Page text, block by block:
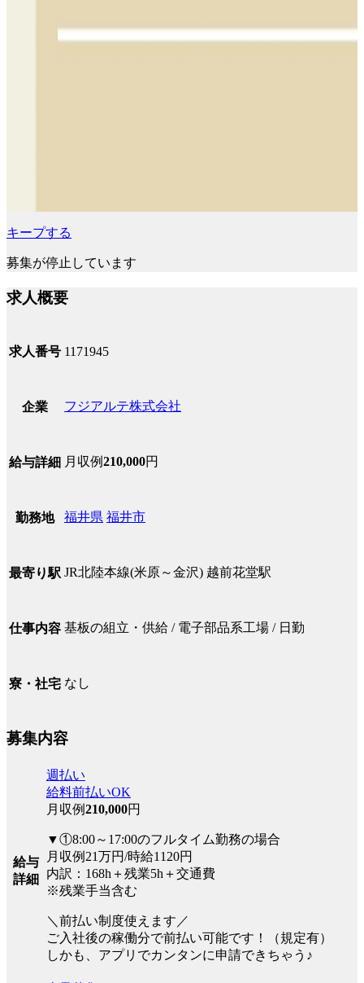
キープする
募集が停止しています
求人概要
求人番号 1171945
企業 フジアルテ株式会社
給与詳細 月収例210,000円
勤務地 福井県 福井市
最寄り駅 JR北陸本線(米原～金沢) 越前花堂駅
仕事内容 基板の組立・供給 / 電子部品系工場 / 日勤
寮・社宅 なし
募集内容
給与
詳細
週払い
給料前払いOK
月収例210,000円
▼①8:00～17:00のフルタイム勤務の場合
月収例21万円/時給1120円
内訳：168h＋残業5h＋交通費
※残業手当含む
＼前払い制度使えます／
ご入社後の稼働分で前払い可能です！（規定有）
しかも、アプリでカンタンに申請できちゃう♪